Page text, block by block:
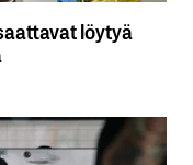
löytyä